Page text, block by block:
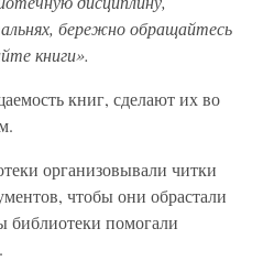
бережно обращайтесь
книги».
книг, сделают их во
организовывали читки
чтобы они обрастали
библиотеки помогали